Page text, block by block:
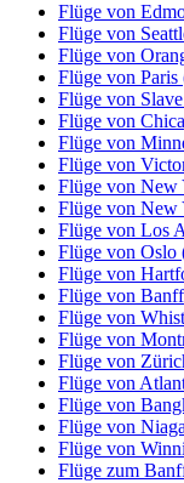
Flüge von
Flüge von
Flüge von
Flüge von
Flüge von
Flüge von
Flüge von
Flüge von
Flüge von
Flüge von
Flüge von Los
Flüge von
Flüge von
Flüge von Banff
Flüge von
Flüge von
Flüge von
Flüge von
Flüge von
Flüge von
Flüge von
Flüge zum